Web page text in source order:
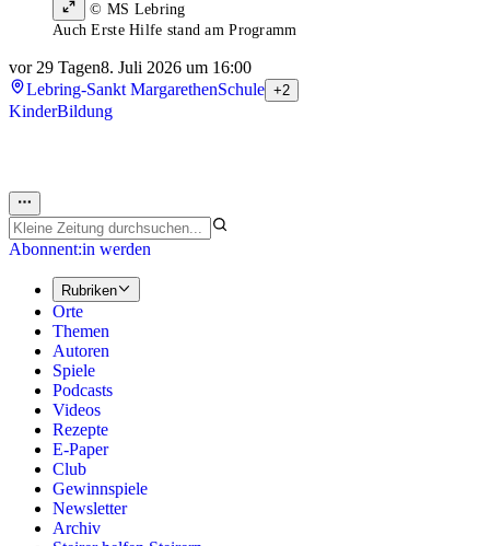
© MS Lebring
Auch Erste Hilfe stand am Programm
vor 29 Tagen8. Juli 2026 um 16:00
Lebring-Sankt MargarethenSchule +2
KinderBildung
Abonnent:in werden
Rubriken
Orte
Themen
Autoren
Spiele
Podcasts
Videos
Rezepte
E-Paper
Club
Gewinnspiele
Newsletter
Archiv